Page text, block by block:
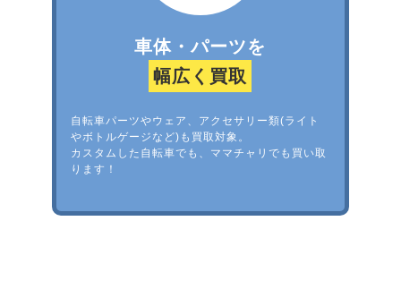
車体・パーツを
幅広く買取
自転車パーツやウェア、アクセサリー類(ライト
やボトルゲージなど)も買取対象。
カスタムした自転車でも、ママチャリでも買い取
ります！